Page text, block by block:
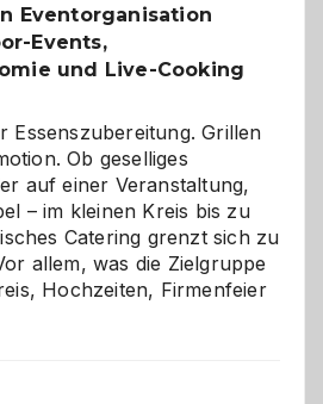
Eventorganisation
Events,
und Live-Cooking
Essenszubereitung. Grillen
Ob geselliges
auf einer Veranstaltung,
– im kleinen Kreis bis zu
Catering grenzt sich zu
allem, was die Zielgruppe
Hochzeiten, Firmenfeier